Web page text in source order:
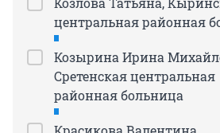
центральная районная
Козырина Ирина
Сретенская центральная
районная больница